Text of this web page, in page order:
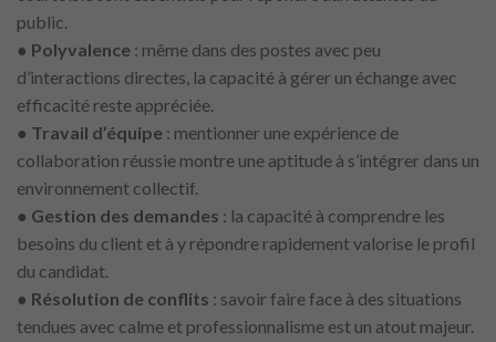
public.
● Polyvalence : même dans des postes avec peu
d’interactions directes, la capacité à gérer un échange avec
efficacité reste appréciée.
● Travail d’équipe : mentionner une expérience de
collaboration réussie montre une aptitude à s’intégrer dans un
environnement collectif.
● Gestion des demandes : la capacité à comprendre les
besoins du client et à y répondre rapidement valorise le profil
du candidat.
● Résolution de conflits : savoir faire face à des situations
tendues avec calme et professionnalisme est un atout majeur.